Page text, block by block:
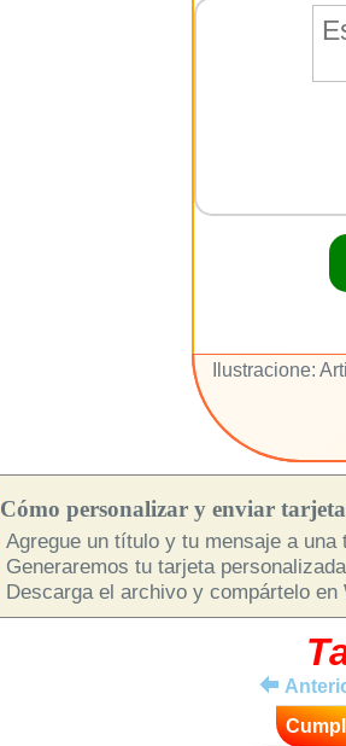
Ilustracione:
Cómo personalizar y enviar
Agregue un título y tu mensaje a
Generaremos tu tarjeta
Descarga el archivo y compártelo